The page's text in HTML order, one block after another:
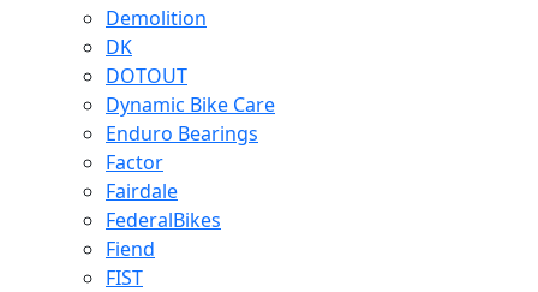
Demolition
DK
DOTOUT
Dynamic Bike Care
Enduro Bearings
Factor
Fairdale
FederalBikes
Fiend
FIST